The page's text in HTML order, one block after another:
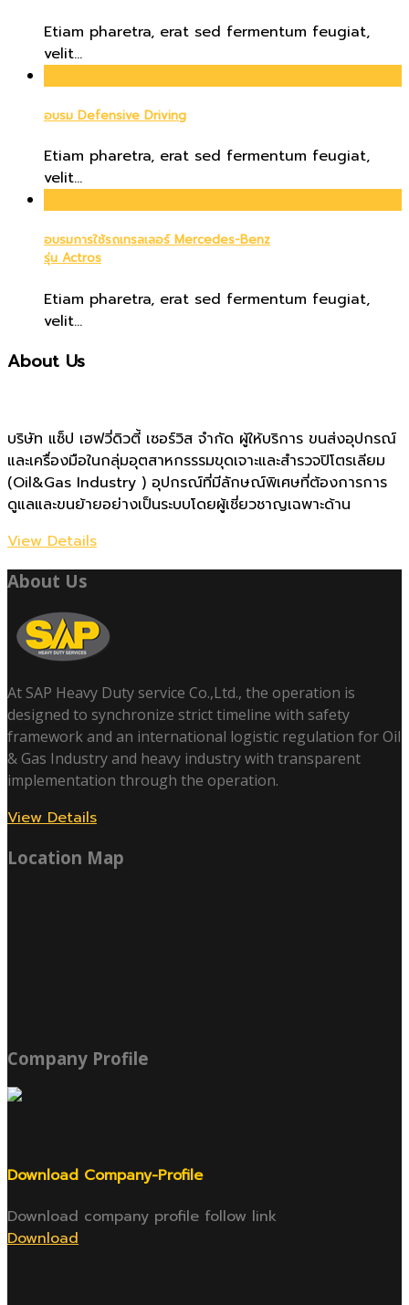
Etiam pharetra, erat sed fermentum feugiat,
velit...
อบรม Defensive Driving
Etiam pharetra, erat sed fermentum feugiat,
velit...
อบรมการใช้รถเทรลเลอร์ Mercedes-Benz
รุ่น Actros
Etiam pharetra, erat sed fermentum feugiat,
velit...
About Us
บริษัท แซ็ป เฮฟวี่ดิวตี้ เซอร์วิส จำกัด ผู้ให้บริการ ขนส่งอุปกรณ์
และเครื่องมือในกลุ่มอุตสาหกรรรมขุดเจาะและสำรวจปิโตรเลียม
(Oil&Gas Industry ) อุปกรณ์ที่มีลักษณ์พิเศษที่ต้องการการ
ดูแลและขนย้ายอย่างเป็นระบบโดยผู้เชี่ยวชาญเฉพาะด้าน
View Details
About Us
At SAP Heavy Duty service Co.,Ltd., the operation is
designed to synchronize strict timeline with safety
framework and an international logistic regulation for Oil
& Gas Industry and heavy industry with transparent
implementation through the operation.
View Details
Location Map
Company Profile
Download Company-Profile
Download company profile follow link
Download